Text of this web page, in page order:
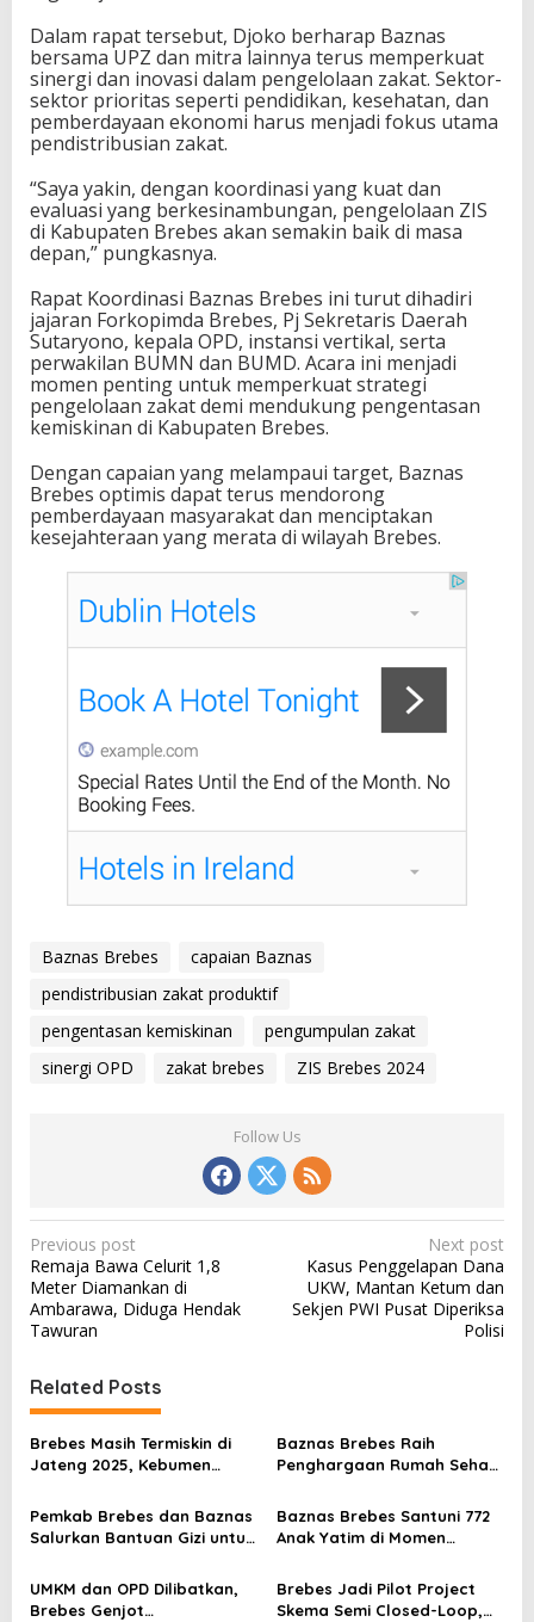
Dalam rapat tersebut, Djoko berharap Baznas
bersama UPZ dan mitra lainnya terus memperkuat
sinergi dan inovasi dalam pengelolaan zakat. Sektor-
sektor prioritas seperti pendidikan, kesehatan, dan
pemberdayaan ekonomi harus menjadi fokus utama
pendistribusian zakat.
“Saya yakin, dengan koordinasi yang kuat dan
evaluasi yang berkesinambungan, pengelolaan ZIS
di Kabupaten Brebes akan semakin baik di masa
depan,” pungkasnya.
Rapat Koordinasi Baznas Brebes ini turut dihadiri
jajaran Forkopimda Brebes, Pj Sekretaris Daerah
Sutaryono, kepala OPD, instansi vertikal, serta
perwakilan BUMN dan BUMD. Acara ini menjadi
momen penting untuk memperkuat strategi
pengelolaan zakat demi mendukung pengentasan
kemiskinan di Kabupaten Brebes.
Dengan capaian yang melampaui target, Baznas
Brebes optimis dapat terus mendorong
pemberdayaan masyarakat dan menciptakan
kesejahteraan yang merata di wilayah Brebes.
Baznas Brebes
capaian Baznas
pendistribusian zakat produktif
pengentasan kemiskinan
pengumpulan zakat
sinergi OPD
zakat brebes ZIS Brebes 2024
Follow Us
P
o
s
t
n
a
v
i
g
a
t
i
Previous post
Remaja Bawa Celurit 1,8
Meter Diamankan di
Ambarawa, Diduga Hendak
Tawuran
Next post
Kasus Penggelapan Dana
UKW, Mantan Ketum dan
Sekjen PWI Pusat Diperiksa
Polisi
Related Posts
Brebes Masih Termiskin di
Jateng 2025, Kebumen
Tajam
Baznas Brebes Raih
Penghargaan Rumah Sehat
2025
Pemkab Brebes dan Baznas
Salurkan Bantuan Gizi untuk
Bulakamba
Baznas Brebes Santuni 772
Anak Yatim di Momen
UMKM dan OPD Dilibatkan,
Brebes Genjot
Brebes Jadi Pilot Project
Skema Semi Closed-Loop,